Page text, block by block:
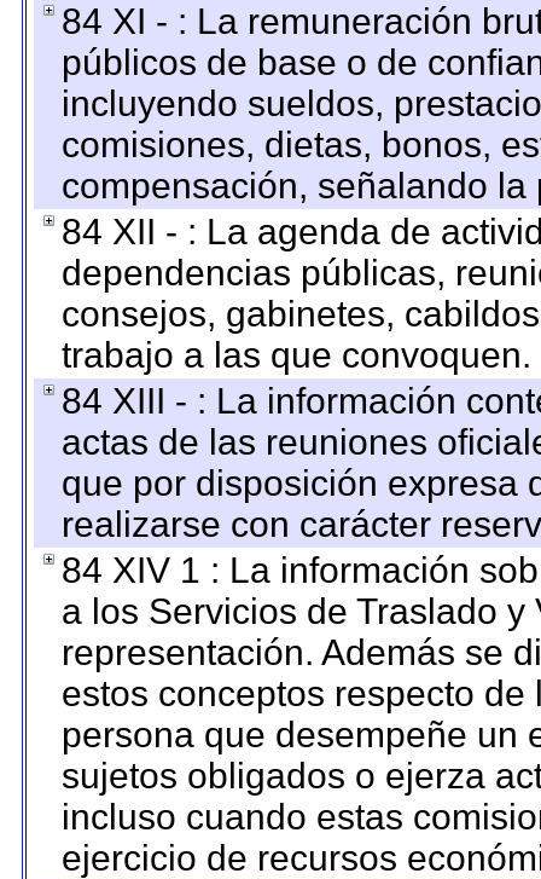
84 XI - : La remuneración
públicos de base o de
incluyendo sueldos,
comisiones, dietas, bonos,
compensación, señalando
84 XII - : La agenda de
dependencias públicas,
consejos, gabinetes,
trabajo a las que convoquen.
84 XIII - : La información
actas de las reuniones
que por disposición expresa
realizarse con carácter
84 XIV 1 : La información
a los Servicios de Traslado
representación. Además se
estos conceptos respecto
persona que desempeñe un
sujetos obligados o ejerza
incluso cuando estas
ejercicio de recursos